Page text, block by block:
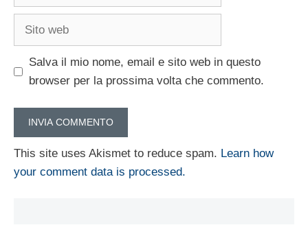
Sito
Salva il mio nome, email e sito web in questo
browser per la prossima volta che commento.
This site uses Akismet to reduce spam. Learn how
your comment data is processed.